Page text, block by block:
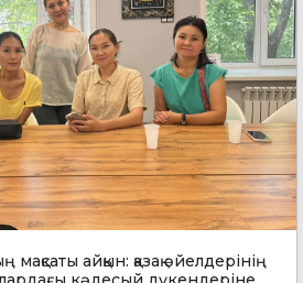
айқын: қазақ әйелдерінің